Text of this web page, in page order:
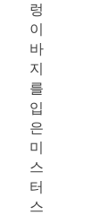
렁
이
바
지
를
입
은
미
스
터
스